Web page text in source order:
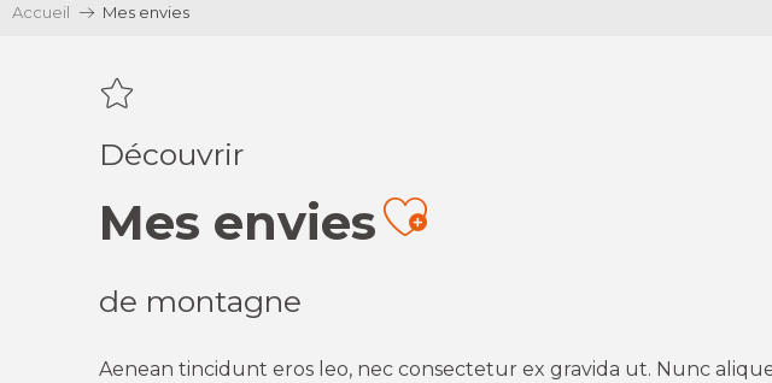
Accueil Mes envies
Découvrir
Mes enviesAjouter aux
de montagne
Aenean tincidunt eros leo, nec consectetur ex gravida ut. Nunc